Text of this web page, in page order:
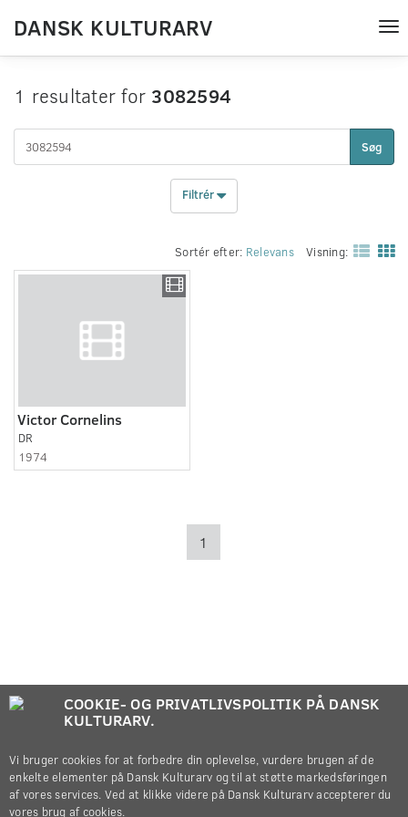
DANSK KULTURARV
1 resultater for 3082594
Søg
Filtrér
Sortér efter: Relevans Visning:
Victor Cornelins
DR
1974
1
COOKIE- OG PRIVATLIVSPOLITIK PÅ DANSK
KULTURARV.
Vi bruger cookies for at forbedre din oplevelse, vurdere brugen af de
enkelte elementer på Dansk Kulturarv og til at støtte markedsføringen
af vores services. Ved at klikke videre på Dansk Kulturarv accepterer du
vores brug af cookies.